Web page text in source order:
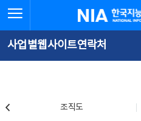
문
로
가
체
뉴
바
가
한국지능정보사
사업별웹사이트연락처
조직도